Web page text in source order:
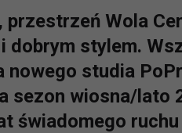
Wola
dobrym stylem.
studia
sezon wiosna/lato
świadomego